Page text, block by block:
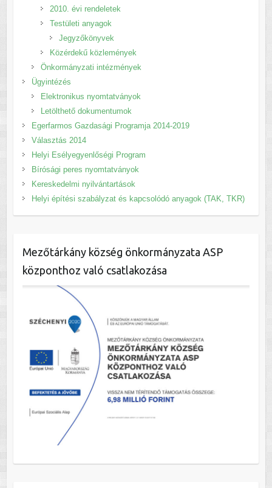
2010. évi rendeletek
Testületi anyagok
Jegyzőkönyvek
Közérdekű közlemények
Önkormányzati intézmények
Ügyintézés
Elektronikus nyomtatványok
Letölthető dokumentumok
Egerfarmos Gazdasági Programja 2014-2019
Választás 2014
Helyi Esélyegyenlőségi Program
Bírósági peres nyomtatványok
Kereskedelmi nyilvántartások
Helyi építési szabályzat és kapcsolódó anyagok (TAK, TKR)
Mezőtárkány község önkormányzata ASP
központhoz való csatlakozása